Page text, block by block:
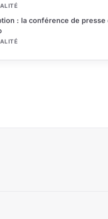
: la conférence de presse